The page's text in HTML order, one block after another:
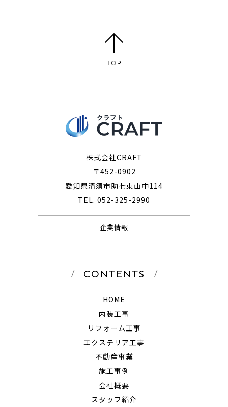
株式会社CRAFT
〒452-0902
愛知県清須市助七東山中114
TEL. 052-325-2990
企業情報
CONTENTS
HOME
内装工事
リフォーム工事
エクステリア工事
不動産事業
施工事例
会社概要
スタッフ紹介